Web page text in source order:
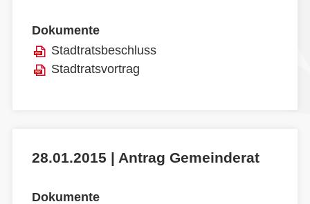
Dokumente
Stadtratsbeschluss
Stadtratsvortrag
28.01.2015 | Antrag Gemeinderat
Dokumente